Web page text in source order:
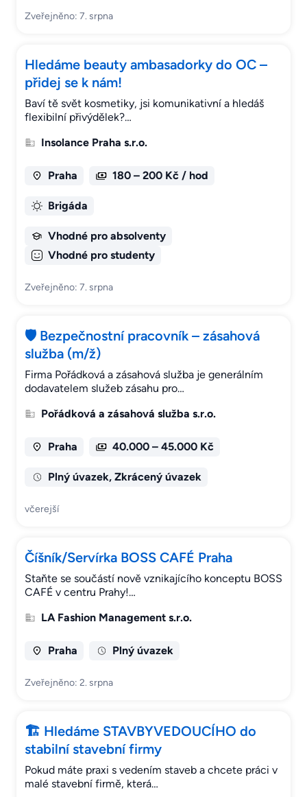
Zveřejněno: 7. srpna
Hledáme beauty ambasadorky do OC –
přidej se k nám!
Baví tě svět kosmetiky, jsi komunikativní a hledáš
flexibilní přivýdělek?…
Insolance Praha s.r.o.
Praha 180 – 200 Kč / hod
Brigáda
Vhodné pro absolventy
Vhodné pro studenty
Zveřejněno: 7. srpna
🛡️ Bezpečnostní pracovník – zásahová
služba (m/ž)
Firma Pořádková a zásahová služba je generálním
dodavatelem služeb zásahu pro…
Pořádková a zásahová služba s.r.o.
Praha 40.000 – 45.000 Kč
Plný úvazek, Zkrácený úvazek
včerejší
Číšník/Servírka BOSS CAFÉ Praha
Staňte se součástí nově vznikajícího konceptu BOSS
CAFÉ v centru Prahy!…
LA Fashion Management s.r.o.
Praha Plný úvazek
Zveřejněno: 2. srpna
🏗 Hledáme STAVBYVEDOUCÍHO do
stabilní stavební firmy
Pokud máte praxi s vedením staveb a chcete práci v
malé stavební firmě, která…